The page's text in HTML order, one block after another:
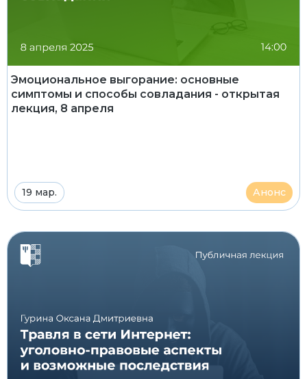
Эмоциональное выгорание: основные
симптомы и способы совладания - открытая
лекция, 8 апреля
19 мар. Анонс